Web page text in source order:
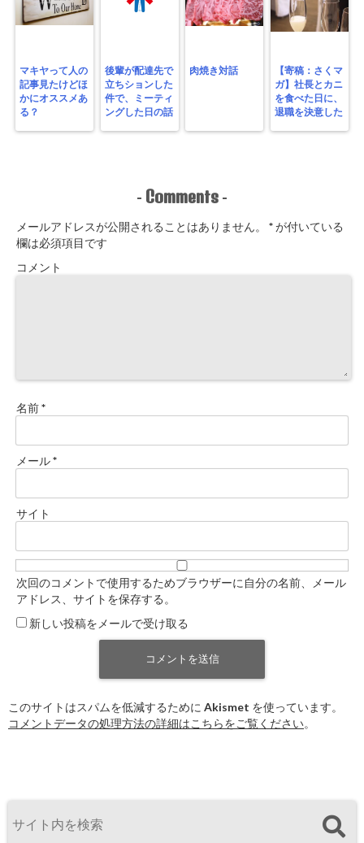
マキヤって人の
記事見たけどほ
かにオススメあ
る？
後輩が配達先で
立ちションした
件で、ミーティ
ングした日の話
肉焼き対話
【寄稿：さくマ
ガ】社長とカニ
を食べた日に、
退職を決意した
- Comments -
メールアドレスが公開されることはありません。 *が付いている
欄は必須項目です
コメント
名前*
メール*
サイト
次回のコメントで使用するためブラウザーに自分の名前、メール
アドレス、サイトを保存する。
新しい投稿をメールで受け取る
このサイトはスパムを低減するために Akismet を使っています。
コメントデータの処理方法の詳細はこちらをご覧ください。